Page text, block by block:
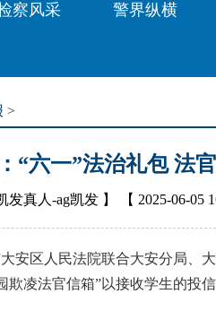
察风采 警界纵横
>
“六一”法治礼包 法
发真人-ag凯发 】 【 2025-06-05
区人民法院联合大安分局、
欺凌法官信箱”以接收学生的投